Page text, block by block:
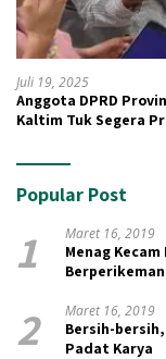
Juli 19, 2025
Anggota DPRD
Kaltim Tuk Segera
Popular Post
1 Maret 16, 2019
Menag
2 Maret 16, 2019
Bersih-
Padat Karya